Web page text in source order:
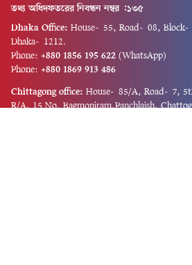
তথ্য অধিদফতরের নিবন্ধন নম্বর :১৩৫
Dhaka Office: House-55, Road-08,
Dhaka-1212.
Phone: +880 1856 195 622 (WhatsApp)
Phone: +880 1869 913 486
Chittagong office: House-85/A, Road-7,
R/A, 15 No. Bagmoniram,Panchlaish,